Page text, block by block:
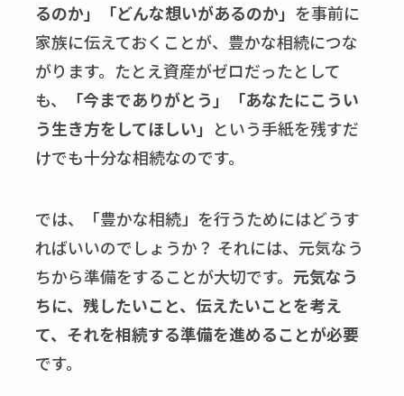
るのか」「どんな想いがあるのか」 を事前に
家族に伝えておくことが、豊かな相続につな
がります。たとえ資産がゼロだったとして
も、
「今までありがとう」「あなたにこうい
う生き方をしてほしい」 という手紙を残すだ
けでも十分な相続なのです。
では、「豊かな相続」を行うためにはどうす
ればいいのでしょうか？ それには、元気なう
ちから準備をすることが大切です。 元気なう
ちに、残したいこと、伝えたいことを考え
て、それを相続する準備を進めることが必要
です。